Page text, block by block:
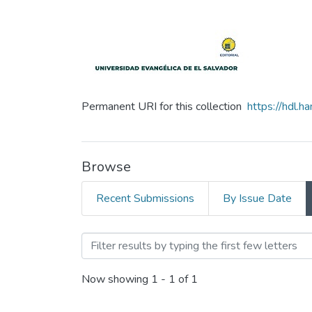
Permanent URI for this collection https://
Browse
Recent Submissions By Issue Date
Browsing Manual de
Now showing 1 - 1 of 1